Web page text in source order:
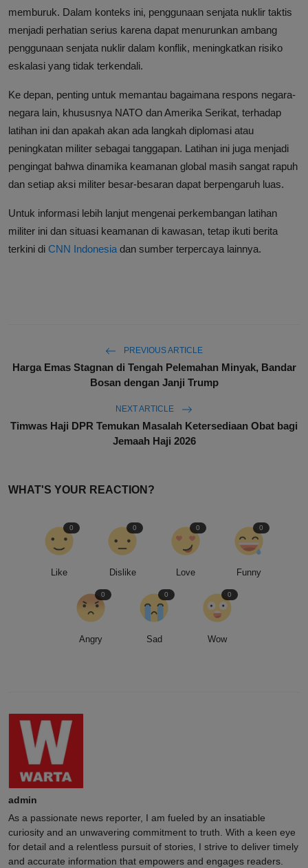
memburuk. Dalam konteks ini, penggunaan senjata nuklir taktis
menjadi perhatian serius karena dapat menurunkan ambang
penggunaan senjata nuklir dalam konflik, meningkatkan risiko
eskalasi yang tidak terkendali.
Ke depan, penting untuk memantau bagaimana respons negara-
negara lain, khususnya NATO dan Amerika Serikat, terhadap
latihan ini dan apakah akan ada langkah diplomasi atau
peningkatan militer sebagai tanggapan. Latihan ini juga menjadi
pengingat bahwa dinamika keamanan global masih sangat rapuh
dan setiap aksi militer besar-besaran dapat berpengaruh luas.
Untuk informasi lebih lanjut mengenai perkembangan latihan
militer ini dan situasi keamanan di kawasan, tetap ikuti berita
terkini di CNN Indonesia dan sumber terpercaya lainnya.
PREVIOUS ARTICLE
Harga Emas Stagnan di Tengah Pelemahan Minyak, Bandar
Bosan dengan Janji Trump
NEXT ARTICLE
Timwas Haji DPR Temukan Masalah Ketersediaan Obat bagi
Jemaah Haji 2026
WHAT'S YOUR REACTION?
Like
0
Dislike
0
Love
0
Funny
0
Angry
0
Sad
0
Wow
0
admin
As a passionate news reporter, I am fueled by an insatiable
curiosity and an unwavering commitment to truth. With a keen eye
for detail and a relentless pursuit of stories, I strive to deliver timely
and accurate information that empowers and engages readers.